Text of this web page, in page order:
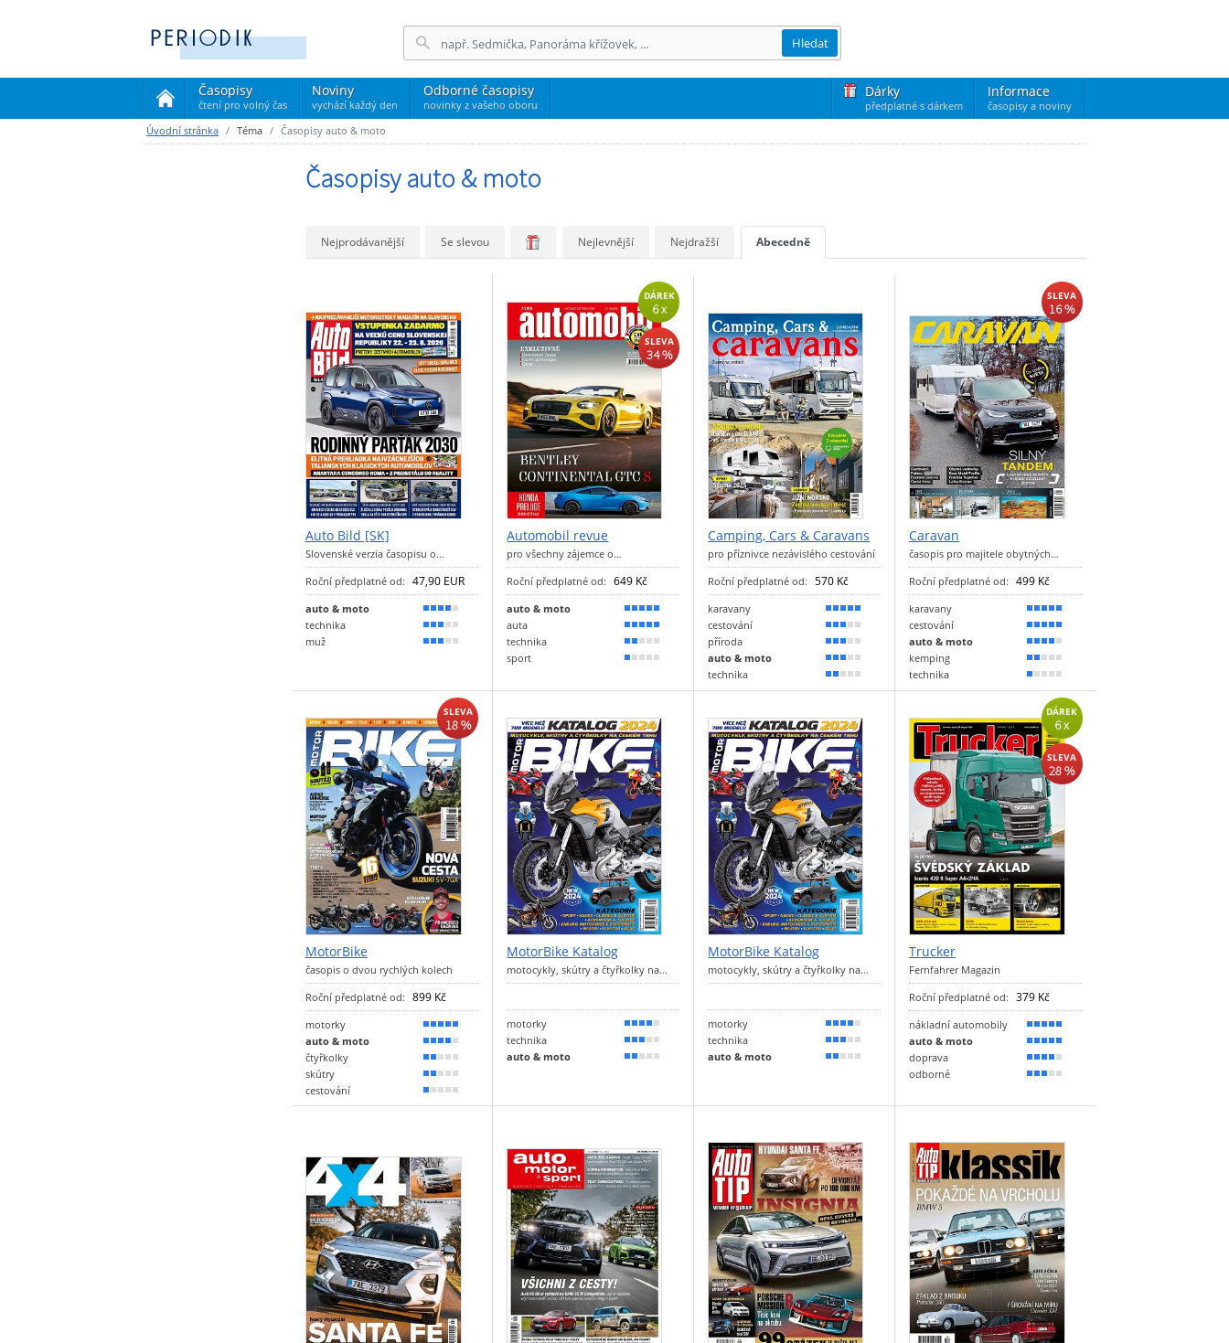
Časopisy
čtení pro volný čas
(current)
Noviny
vychází každý den
Odborné časopisy
novinky z vašeho oboru
Dárky
předplatné s dárkem
Informace
časopisy a noviny
Hledat
Úvodní stránka Téma Časopisy auto & moto
Časopisy auto & moto
Nejprodávanější Se slevou Nejlevnější Nejdražší Abecedně
Auto Bild [SK]
Slovenské verzia časopisu o…
Roční předplatné od: 47,90 EUR
auto & moto
80 %
technika
50 %
muž
50 %
DÁREK
6 x
SLEVA
34 %
Automobil revue
pro všechny zájemce o…
Roční předplatné od: 649 Kč
auto & moto
100 %
auta
90 %
technika
30 %
sport
20 %
Camping, Cars & Caravans
pro příznivce nezávislého cestování
Roční předplatné od: 570 Kč
karavany
90 %
cestování
60 %
příroda
50 %
auto & moto
50 %
technika
40 %
SLEVA
16 %
Caravan
časopis pro majitele obytných…
Roční předplatné od: 499 Kč
karavany
100 %
cestování
90 %
auto & moto
70 %
kemping
40 %
technika
20 %
SLEVA
18 %
MotorBike
časopis o dvou rychlých kolech
Roční předplatné od: 899 Kč
motorky
90 %
auto & moto
80 %
čtyřkolky
30 %
skútry
30 %
cestování
20 %
MotorBike Katalog
motocykly, skútry a čtyřkolky na…
motorky
80 %
technika
60 %
auto & moto
30 %
MotorBike Katalog
motocykly, skútry a čtyřkolky na…
motorky
80 %
technika
60 %
auto & moto
30 %
DÁREK
6 x
SLEVA
28 %
Trucker
Fernfahrer Magazin
Roční předplatné od: 379 Kč
nákladní automobily
100 %
auto & moto
90 %
doprava
80 %
odborné
50 %